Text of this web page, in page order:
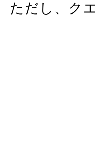
ただし、ク